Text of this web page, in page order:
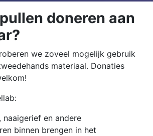
doneren aan
we zoveel mogelijk gebruik
materiaal. Donaties
en andere
binnen brengen in het